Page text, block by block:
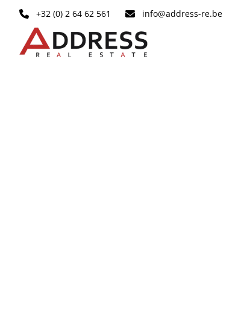
Ga naar hoofdinhoud
+32 (0) 2 64 62 561 info@address-re.be